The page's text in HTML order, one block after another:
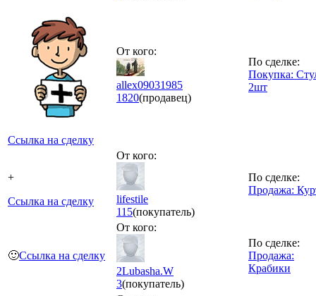
Ссылка на сделку
От кого:
allex09031985
1820(продавец)
По сделке:
Покупка:
2шт
+
Ссылка на сделку
От кого:
lifestile
115(покупатель)
По сделке:
Продажа:
🙂Ссылка на сделку
От кого:
2Lubasha.W
3(покупатель)
По сделке:
Продажа:
Крабики